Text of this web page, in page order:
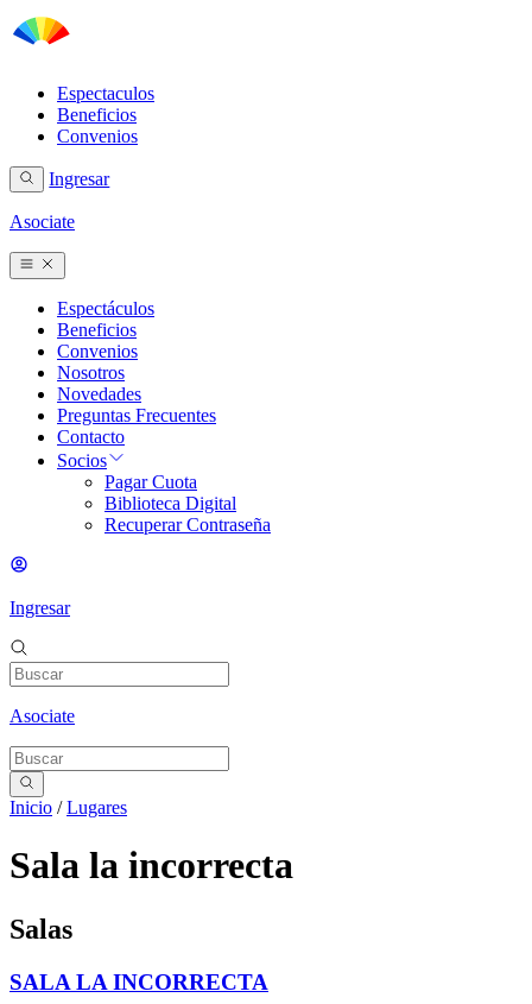
Espectaculos
Beneficios
Convenios
Ingresar
Asociate
Espectáculos
Beneficios
Convenios
Nosotros
Novedades
Preguntas Frecuentes
Contacto
Socios
Pagar Cuota
Biblioteca Digital
Recuperar Contraseña
Ingresar
Asociate
Inicio /Lugares
Sala la incorrecta
Salas
SALA LA INCORRECTA